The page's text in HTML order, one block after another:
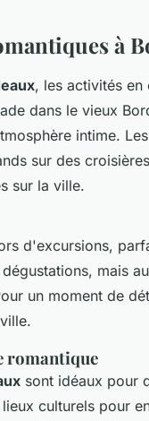
à
, les activités en
dans le vieux
intime. Les
sur des
sur la ville.
d'excursions,
mais
un moment de
romantique
sont idéaux pour
culturels pour